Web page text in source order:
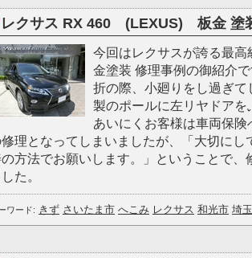
レクサス RX 460 (LEXUS) 板金 塗
今回はレクサスが誇る最
金塗装 修理事例の御紹介
折の際、小廻りをし過ぎ
製のポールに左リヤドア
あいにくお客様は車両保
理となってしまいましたが、「大切にし
方法でお願いします。」ということで、
た。
ワード: きず さいたま市 へこみ レクサス 和光市 埼